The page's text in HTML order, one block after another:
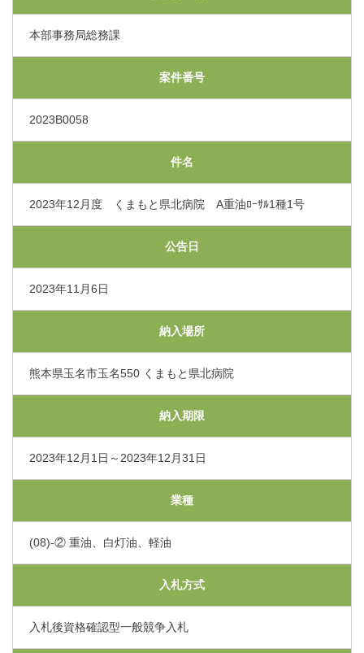
本部事務局総務課
案件番号
2023B0058
件名
2023年12月度 くまもと県北病院 A重油ﾛｰｻﾙ1種1号
公告日
2023年11月6日
納入場所
熊本県玉名市玉名550 くまもと県北病院
納入期限
2023年12月1日～2023年12月31日
業種
(08)-② 重油、白灯油、軽油
入札方式
入札後資格確認型一般競争入札
医療関係者の皆さまへ
採用情報
お問い合わせ
〒865-0005 熊本県玉名市玉名550番地
初診のご相談・お問い合わせ
Tel.
入札に関するお知らせ
指定請求書（Excel）
くまもと県北病院会議室等使用規則（word）
くまもと県北病院会議室等使用規則（pdf）
利害関係者との接触等に関する届出書（word）